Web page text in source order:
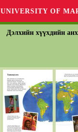
UNIVERSITY OF
Дэлхийн хүүхдийн